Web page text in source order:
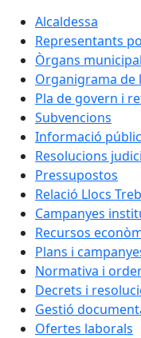
Alcaldessa
Representants
Òrgans
Organigrama de
Pla de govern i
Subvencions
Informació
Resolucions
Pressupostos
Relació Llocs
Campanyes
Recursos
Plans i
Normativa i
Decrets i
Gestió
Ofertes laborals